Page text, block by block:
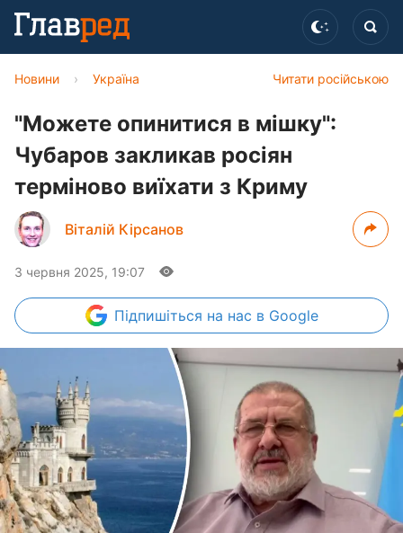
Читати російською
Новини › Україна
"Можете опинитися в мішку":
Чубаров закликав росіян
терміново виїхати з Криму
Віталій Кірсанов
3 червня 2025, 19:07
Підпишіться на нас в Google